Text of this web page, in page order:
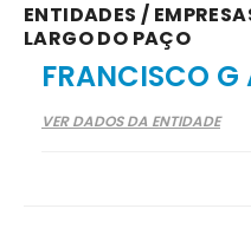
ENTIDADES /
LARGO DO PAÇO
FRANCISCO G
VER DADOS DA ENTIDADE